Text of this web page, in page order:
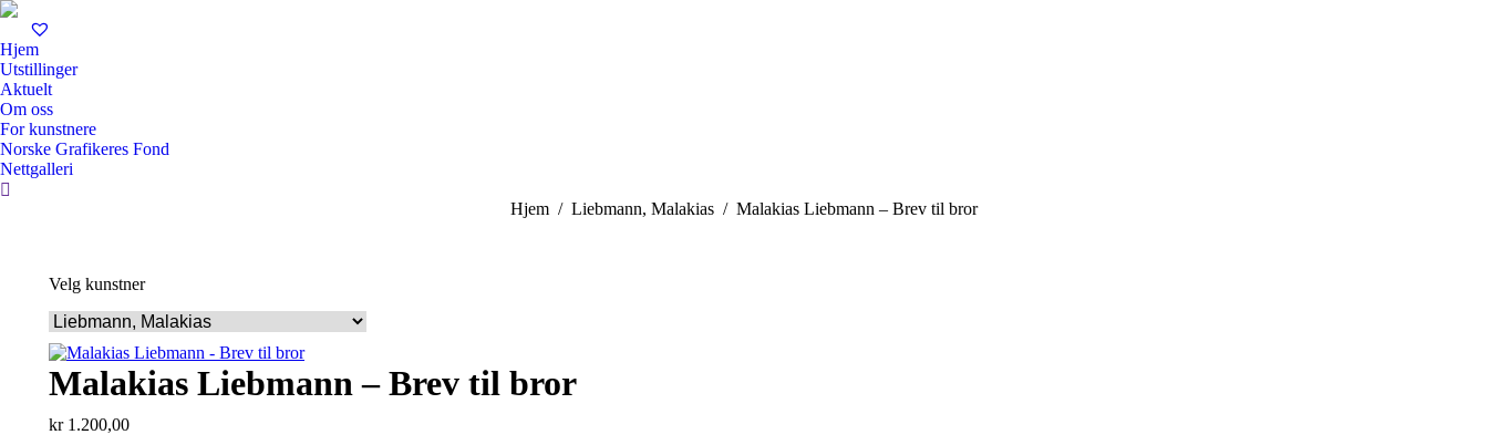
Hjem
Utstillinger
Aktuelt
Om oss
For kunstnere
Norske Grafikeres Fond
Nettgalleri
Search:
You are here:
Hjem Liebmann, Malakias Malakias Liebmann – Brev til bror
Velg kunstner
Malakias Liebmann – Brev til bror
kr1.200,00